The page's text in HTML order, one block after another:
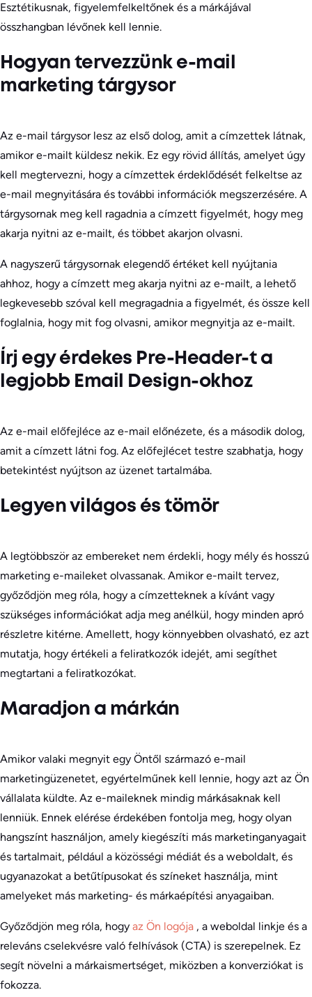
Esztétikusnak, figyelemfelkeltőnek és a márkájával
összhangban lévőnek kell lennie.
Hogyan tervezzünk e-mail
marketing tárgysor
Az e-mail tárgysor lesz az első dolog, amit a címzettek látnak,
amikor e-mailt küldesz nekik. Ez egy rövid állítás, amelyet úgy
kell megtervezni, hogy a címzettek érdeklődését felkeltse az
e-mail megnyitására és további információk megszerzésére. A
tárgysornak meg kell ragadnia a címzett figyelmét, hogy meg
akarja nyitni az e-mailt, és többet akarjon olvasni.
A nagyszerű tárgysornak elegendő értéket kell nyújtania
ahhoz, hogy a címzett meg akarja nyitni az e-mailt, a lehető
legkevesebb szóval kell megragadnia a figyelmét, és össze kell
foglalnia, hogy mit fog olvasni, amikor megnyitja az e-mailt.
Írj egy érdekes Pre-Header-t a
legjobb Email Design-okhoz
Az e-mail előfejléce az e-mail előnézete, és a második dolog,
amit a címzett látni fog. Az előfejlécet testre szabhatja, hogy
betekintést nyújtson az üzenet tartalmába.
Legyen világos és tömör
A legtöbbször az embereket nem érdekli, hogy mély és hosszú
marketing e-maileket olvassanak. Amikor e-mailt tervez,
győződjön meg róla, hogy a címzetteknek a kívánt vagy
szükséges információkat adja meg anélkül, hogy minden apró
részletre kitérne. Amellett, hogy könnyebben olvasható, ez azt
mutatja, hogy értékeli a feliratkozók idejét, ami segíthet
megtartani a feliratkozókat.
Maradjon a márkán
Amikor valaki megnyit egy Öntől származó e-mail
marketingüzenetet, egyértelműnek kell lennie, hogy azt az Ön
vállalata küldte. Az e-maileknek mindig márkásaknak kell
lenniük. Ennek elérése érdekében fontolja meg, hogy olyan
hangszínt használjon, amely kiegészíti más marketinganyagait
és tartalmait, például a közösségi médiát és a weboldalt, és
ugyanazokat a betűtípusokat és színeket használja, mint
amelyeket más marketing- és márkaépítési anyagaiban.
Győződjön meg róla, hogy az Ön logója , a weboldal linkje és a
releváns cselekvésre való felhívások (CTA) is szerepelnek. Ez
segít növelni a márkaismertséget, miközben a konverziókat is
fokozza.